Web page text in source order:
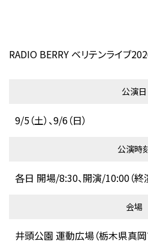
RADIO BERRY ベリテンライブ
公演日
9/5（土）、9/6（日）
公演時
各日 開場/8:30、開演/10:00（終
会場
井頭公園 運動広場（栃木県真岡